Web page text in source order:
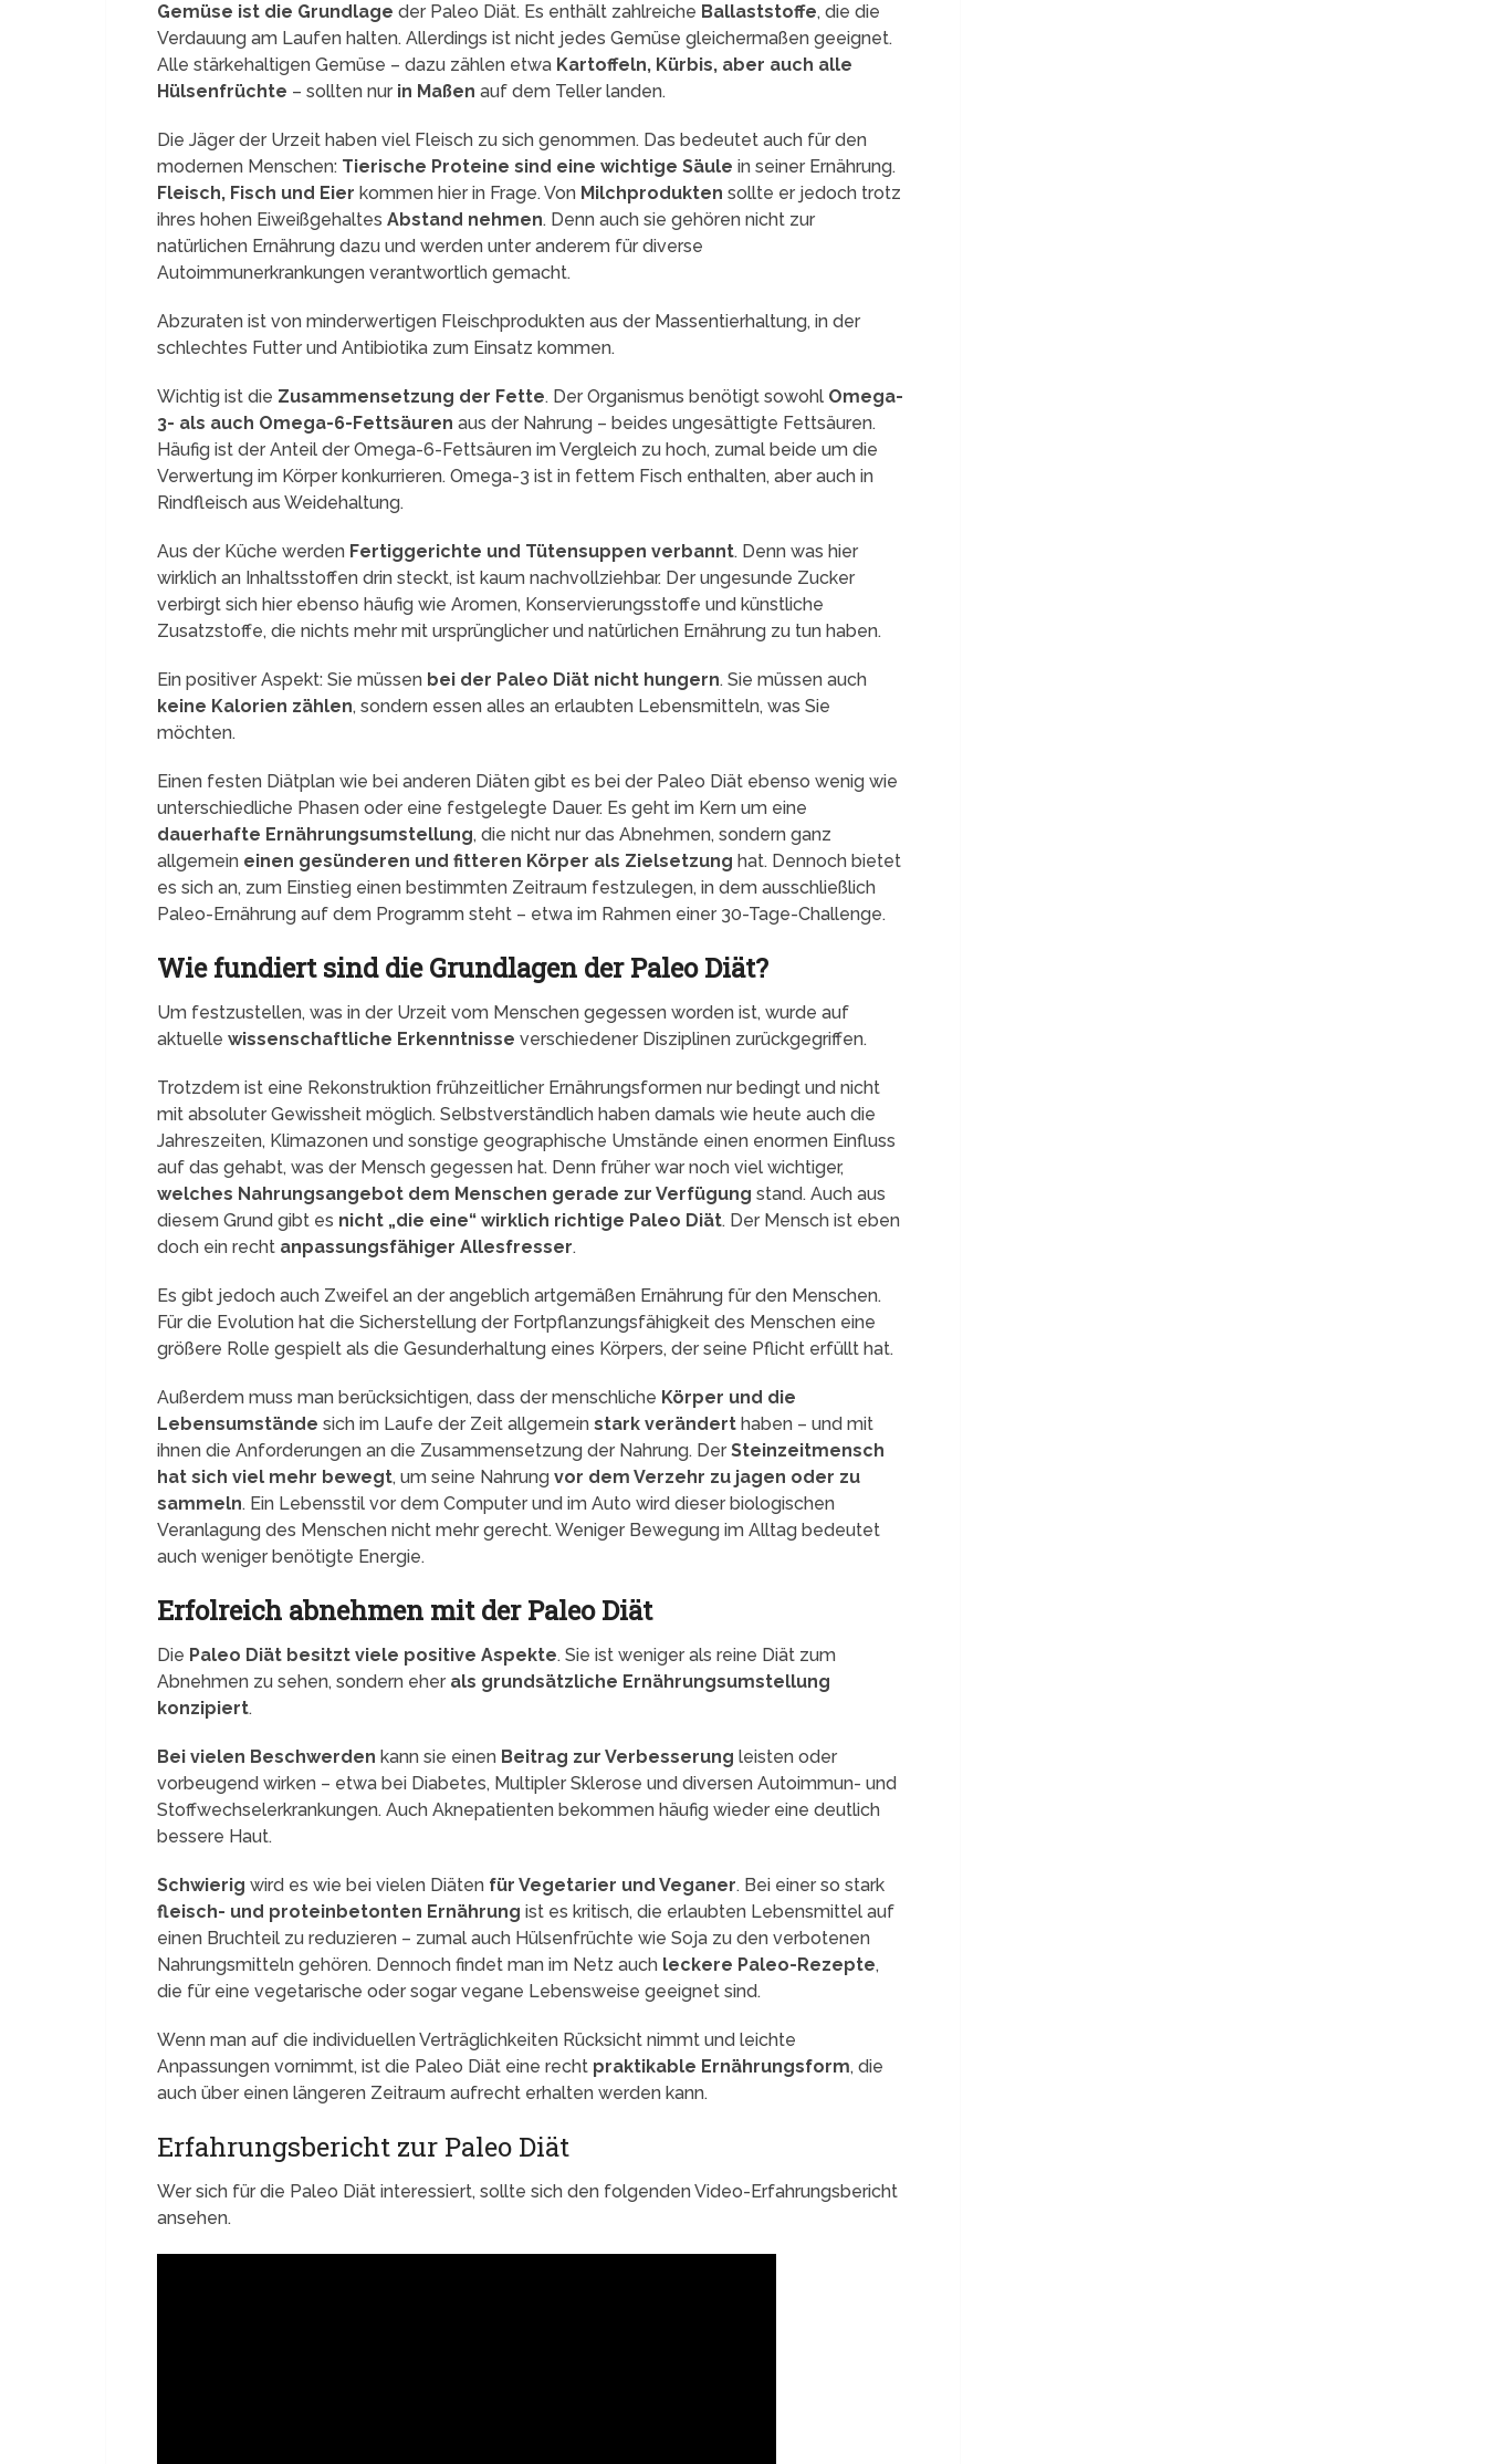
Gemüse ist die Grundlage der Paleo Diät. Es enthält zahlreiche Ballaststoffe, die die
Verdauung am Laufen halten. Allerdings ist nicht jedes Gemüse gleichermaßen geeignet.
Alle stärkehaltigen Gemüse – dazu zählen etwa Kartoffeln, Kürbis, aber auch alle
Hülsenfrüchte – sollten nur in Maßen auf dem Teller landen.
Die Jäger der Urzeit haben viel Fleisch zu sich genommen. Das bedeutet auch für den
modernen Menschen: Tierische Proteine sind eine wichtige Säule in seiner Ernährung.
Fleisch, Fisch und Eier kommen hier in Frage. Von Milchprodukten sollte er jedoch trotz
ihres hohen EiweißgehaltesAbstand nehmen. Denn auch sie gehören nicht zur
natürlichen Ernährung dazu und werden unter anderem für diverse
Autoimmunerkrankungen verantwortlich gemacht.
Abzuraten ist von minderwertigen Fleischprodukten aus der Massentierhaltung, in der
schlechtes Futter und Antibiotika zum Einsatz kommen.
Wichtig ist die Zusammensetzung der Fette. Der Organismus benötigt sowohl Omega-
3- als auch Omega-6-Fettsäuren aus der Nahrung – beides ungesättigte Fettsäuren.
Häufig ist der Anteil der Omega-6-Fettsäuren im Vergleich zu hoch, zumal beide um die
Verwertung im Körper konkurrieren. Omega-3 ist in fettem Fisch enthalten, aber auch in
Rindfleisch aus Weidehaltung.
Aus der Küche werden Fertiggerichte und Tütensuppen verbannt. Denn was hier
wirklich an Inhaltsstoffen drin steckt, ist kaum nachvollziehbar. Der ungesunde Zucker
verbirgt sich hier ebenso häufig wie Aromen, Konservierungsstoffe und künstliche
Zusatzstoffe, die nichts mehr mit ursprünglicher und natürlichen Ernährung zu tun haben.
Ein positiver Aspekt: Sie müssen bei der Paleo Diät nicht hungern. Sie müssen auch
keine Kalorien zählen, sondern essen alles an erlaubten Lebensmitteln, was Sie
möchten.
Einen festen Diätplan wie bei anderen Diäten gibt es bei der Paleo Diät ebenso wenig wie
unterschiedliche Phasen oder eine festgelegte Dauer. Es geht im Kern um eine
dauerhafte Ernährungsumstellung, die nicht nur das Abnehmen, sondern ganz
allgemein einen gesünderen und fitteren Körper als Zielsetzung hat. Dennoch bietet
es sich an, zum Einstieg einen bestimmten Zeitraum festzulegen, in dem ausschließlich
Paleo-Ernährung auf dem Programm steht – etwa im Rahmen einer 30-Tage-Challenge.
Wie fundiert sind die Grundlagen der Paleo Diät?
Um festzustellen, was in der Urzeit vom Menschen gegessen worden ist, wurde auf
aktuellewissenschaftliche Erkenntnisse verschiedener Disziplinen zurückgegriffen.
Trotzdem ist eine Rekonstruktion frühzeitlicher Ernährungsformen nur bedingt und nicht
mit absoluter Gewissheit möglich. Selbstverständlich haben damals wie heute auch die
Jahreszeiten, Klimazonen und sonstige geographische Umstände einen enormen Einfluss
auf das gehabt, was der Mensch gegessen hat. Denn früher war noch viel wichtiger,
welches Nahrungsangebot dem Menschen gerade zur Verfügung stand. Auch aus
diesem Grund gibt es nicht „die eine“ wirklich richtige Paleo Diät. Der Mensch ist eben
doch ein recht anpassungsfähiger Allesfresser.
Es gibt jedoch auch Zweifel an der angeblich artgemäßen Ernährung für den Menschen.
Für die Evolution hat die Sicherstellung der Fortpflanzungsfähigkeit des Menschen eine
größere Rolle gespielt als die Gesunderhaltung eines Körpers, der seine Pflicht erfüllt hat.
Außerdem muss man berücksichtigen, dass der menschliche Körper und die
Lebensumstände sich im Laufe der Zeit allgemeinstark verändert haben – und mit
ihnen die Anforderungen an die Zusammensetzung der Nahrung. DerSteinzeitmensch
hat sich viel mehr bewegt, um seine Nahrungvor dem Verzehr zu jagen oder zu
sammeln. Ein Lebensstil vor dem Computer und im Auto wird dieser biologischen
Veranlagung des Menschen nicht mehr gerecht. Weniger Bewegung im Alltag bedeutet
auch weniger benötigte Energie.
Erfolreich abnehmen mit der Paleo Diät
Die Paleo Diät besitzt viele positive Aspekte. Sie ist weniger als reine Diät zum
Abnehmen zu sehen, sondern eher als grundsätzliche Ernährungsumstellung
konzipiert.
Bei vielen Beschwerden kann sie einen Beitrag zur Verbesserung leisten oder
vorbeugend wirken – etwa bei Diabetes, Multipler Sklerose und diversen Autoimmun- und
Stoffwechselerkrankungen. Auch Aknepatienten bekommen häufig wieder eine deutlich
bessere Haut.
Schwierig wird es wie bei vielen Diäten für Vegetarier und Veganer. Bei einer so stark
fleisch- und proteinbetonten Ernährung ist es kritisch, die erlaubten Lebensmittel auf
einen Bruchteil zu reduzieren – zumal auch Hülsenfrüchte wie Soja zu den verbotenen
Nahrungsmitteln gehören. Dennoch findet man im Netz auch leckere Paleo-Rezepte,
die für eine vegetarische oder sogar vegane Lebensweise geeignet sind.
Wenn man auf die individuellen Verträglichkeiten Rücksicht nimmt und leichte
Anpassungen vornimmt, ist die Paleo Diät eine recht praktikable Ernährungsform, die
auch über einen längeren Zeitraum aufrecht erhalten werden kann.
Erfahrungsbericht zur Paleo Diät
Wer sich für die Paleo Diät interessiert, sollte sich den folgenden Video-Erfahrungsbericht
ansehen.